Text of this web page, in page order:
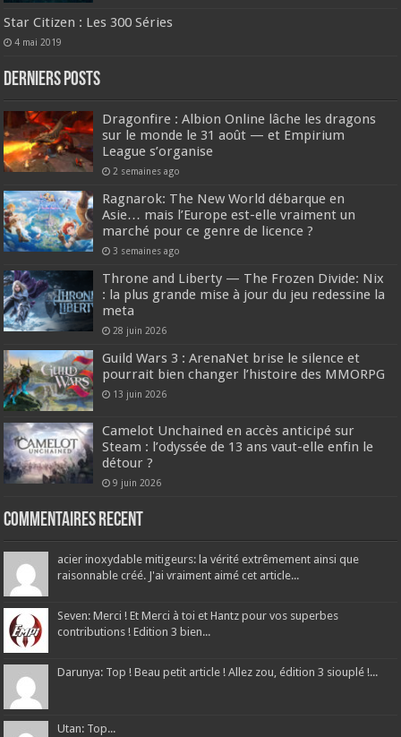
Star Citizen : Les 300 Séries
4 mai 2019
DERNIERS Posts
Dragonfire : Albion Online lâche les dragons
sur le monde le 31 août — et Empirium
League s’organise
2 semaines ago
Ragnarok: The New World débarque en
Asie… mais l’Europe est-elle vraiment un
marché pour ce genre de licence ?
3 semaines ago
Throne and Liberty — The Frozen Divide: Nix
: la plus grande mise à jour du jeu redessine la
meta
28 juin 2026
Guild Wars 3 : ArenaNet brise le silence et
pourrait bien changer l’histoire des MMORPG
13 juin 2026
Camelot Unchained en accès anticipé sur
Steam : l’odyssée de 13 ans vaut-elle enfin le
détour ?
9 juin 2026
Commentaires recent
acier inoxydable mitigeurs: la vérité extrêmement ainsi que
raisonnable créé. J'ai vraiment aimé cet article...
Seven: Merci ! Et Merci à toi et Hantz pour vos superbes
contributions ! Edition 3 bien...
Darunya: Top ! Beau petit article ! Allez zou, édition 3 siouplé !...
Utan: Top...